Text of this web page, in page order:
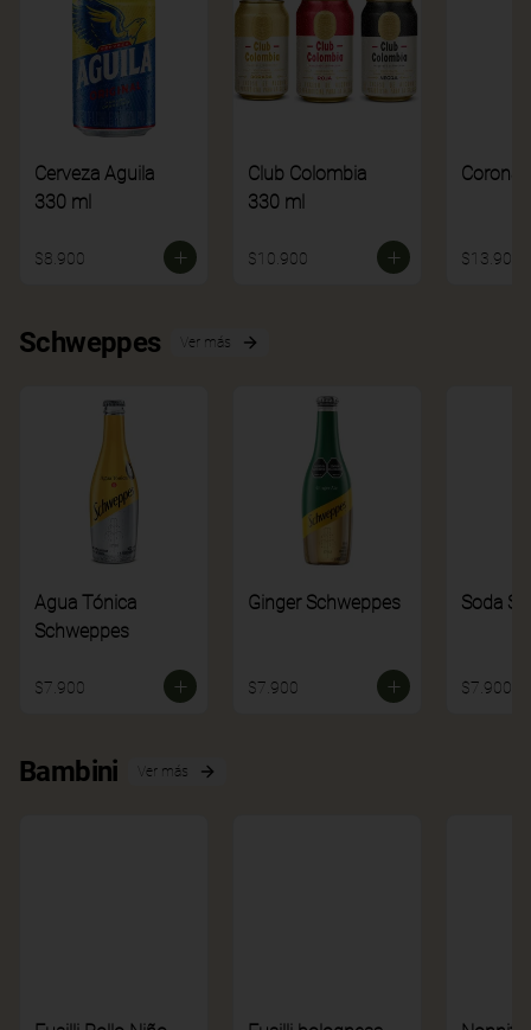
Cerveza Aguila
330 ml
$8.900
Club Colombia
330 ml
$10.900
Corona
$13.900
Schweppes Ver más
Agua Tónica
Schweppes
$7.900
Ginger Schweppes
$7.900
Soda
$7.900
Bambini Ver más